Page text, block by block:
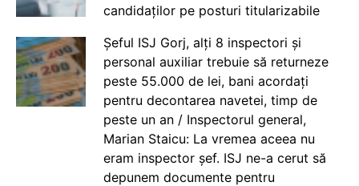
candidaților pe posturi titularizabile
Șeful ISJ Gorj, alți 8 inspectori și
personal auxiliar trebuie să returneze
peste 55.000 de lei, bani acordați
pentru decontarea navetei, timp de
peste un an / Inspectorul general,
Marian Staicu: La vremea aceea nu
eram inspector șef. ISJ ne-a cerut să
depunem documente pentru